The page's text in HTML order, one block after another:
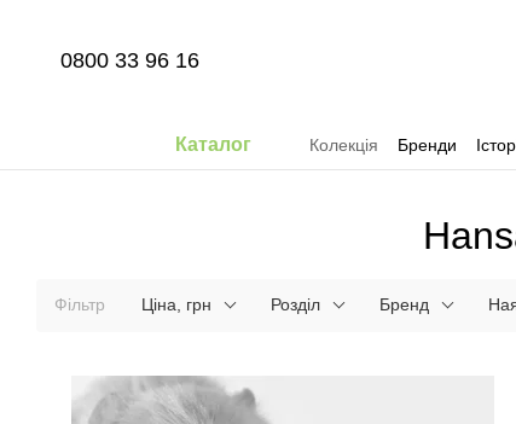
0800 33 96 16
Каталог Колекція Бренди
Фільтр Ціна, грн Розділ Бренд